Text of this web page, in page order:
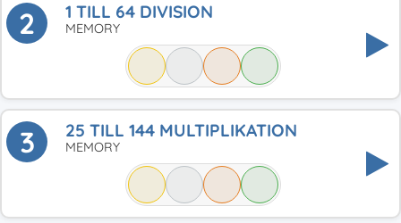
2 1 TILL 64 DIVISION
MEMORY
3 25 TILL 144 MULTIPLIKATION
MEMORY